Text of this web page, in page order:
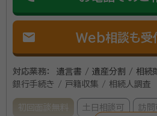
mail Web相談も受
対応業務：
遺言書 / 遺産分割 / 相続
銀行手続き / 戸籍収集 / 相続人調査
初回面談無料 土日相談可 訪問